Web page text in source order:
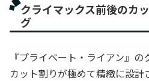
クライマックス前後のカ
グ
『プライベート・ライアン』の
カット割りが極めて精緻に設